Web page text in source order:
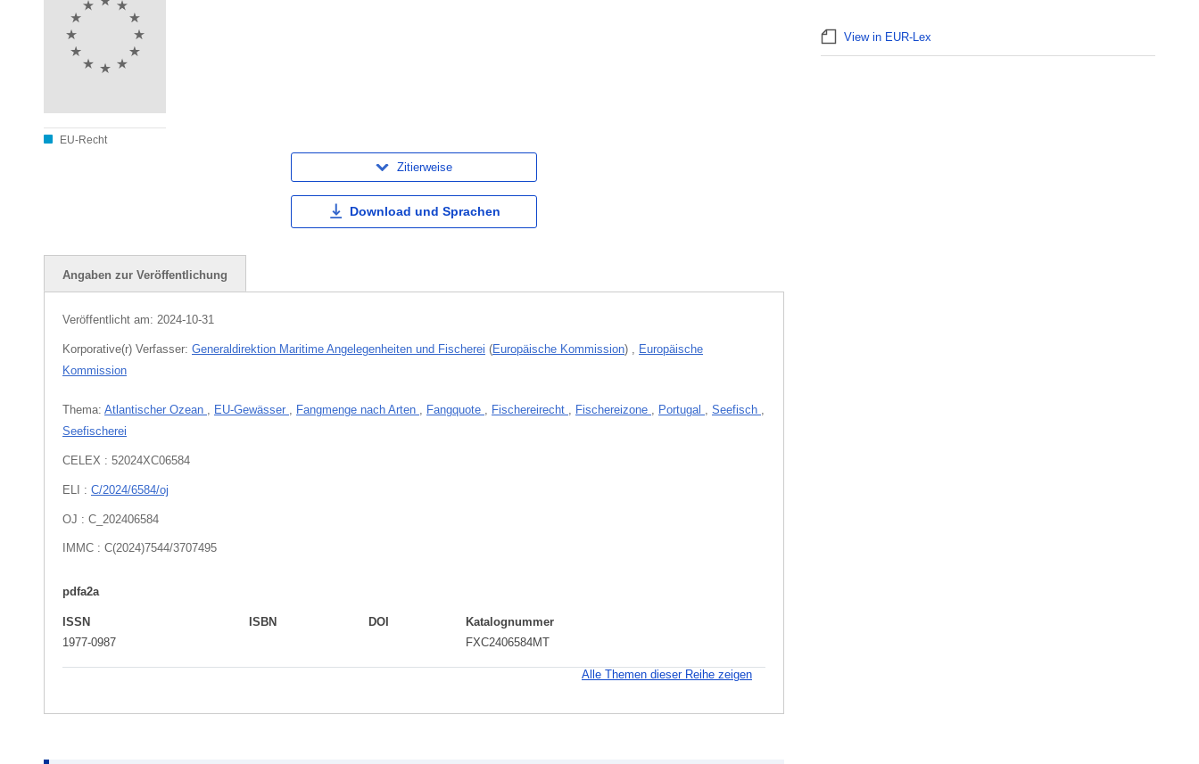
EU-Recht
Zitierweise
Download und Sprachen
Angaben zur Veröffentlichung
Veröffentlicht am: 2024-10-31
Korporative(r) Verfasser: Generaldirektion Maritime Angelegenheiten und Fischerei (Europäische Kommission) , Europäische
Kommission
Thema: Atlantischer Ozean , EU-Gewässer , Fangmenge nach Arten , Fangquote , Fischereirecht , Fischereizone , Portugal , Seefisch ,
Seefischerei
CELEX : 52024XC06584
ELI : C/2024/6584/oj
OJ : C_202406584
IMMC : C(2024)7544/3707495
pdfa2a
ISSN
1977-0987
ISBN DOI
Katalognummer
FXC2406584MT
Alle Themen dieser Reihe zeigen
View in EUR-Lex